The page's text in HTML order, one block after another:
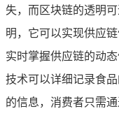
失，而区块链的透明
明，它可以实现供应
实时掌握供应链的动
技术可以详细记录食
的信息，消费者只需